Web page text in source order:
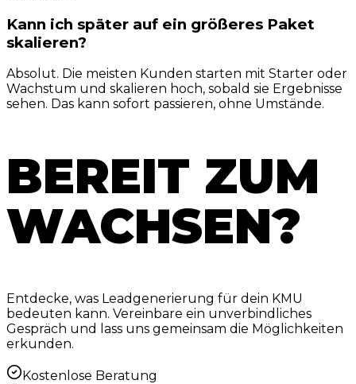
Kann ich später auf ein größeres Paket
skalieren?
Absolut. Die meisten Kunden starten mit Starter oder
Wachstum und skalieren hoch, sobald sie Ergebnisse
sehen. Das kann sofort passieren, ohne Umstände.
BEREIT ZUM
WACHSEN?
Entdecke, was Leadgenerierung für dein KMU
bedeuten kann. Vereinbare ein unverbindliches
Gespräch und lass uns gemeinsam die Möglichkeiten
erkunden.
Kostenlose Beratung